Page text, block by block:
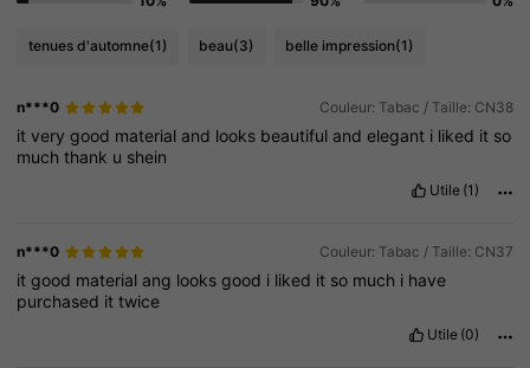
tenues d'automne(1) beau(3) belle impression(1)
n***0 Couleur: Tabac / Taille: CN38
itverygood material and looks beautiful andelegant i liked it so
muchthank u shein
Utile (1)
n***0 Couleur: Tabac / Taille: CN37
itgood material ang looksgood i liked it so much i have
purchased ittwice
Utile (0)